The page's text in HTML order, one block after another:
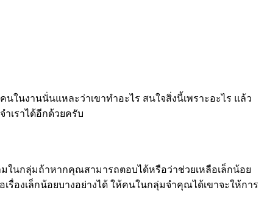
นงานนั่นแหละว่าเขาทำอะไร สนใจสิ่งนี้เพราะอะไร แล้ว
เราได้อีกด้วยครับ
ในกลุ่มถ้าหากคุณสามารถตอบได้หรือว่าช่วยเหลือเล็กน้อย
องเล็กน้อยบางอย่างได้ ให้คนในกลุ่มจำคุณได้เขาจะให้การ